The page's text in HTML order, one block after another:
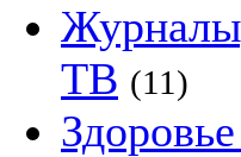
ТВ (11)